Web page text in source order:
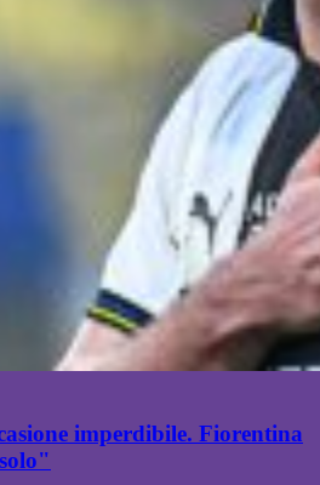
imperdibile. Fiorentina